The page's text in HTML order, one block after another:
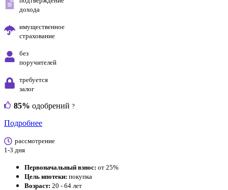
дохода
имущественное
страхование
без
поручителей
требуется
залог
85% одобрений ?
Подробнее
рассмотрение
1-3 дня
Первоначальный взнос: от 25%
Цель ипотеки: покупка
Возраст: 20 - 64 лет